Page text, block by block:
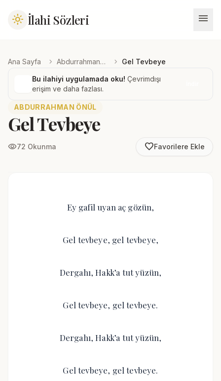
light_mode İlahi Sözleri menu
Ana Sayfa chevron_right Abdurrahman Önül chevron_right Gel Tevbeye
Bu ilahiyi uygulamada oku! Çevrimdışı
erişim ve daha fazlası.
ABDURRAHMAN ÖNÜL
Gel Tevbeye
visibility72 Okunma favorite_borderFavorilere Ekle
Ey gafil uyan aç gözün,
Gel tevbeye, gel tevbeye,
Dergahı, Hakk’a tut yüzün,
Gel tevbeye, gel tevbeye.
Dergahı, Hakk’a tut yüzün,
Gel tevbeye, gel tevbeye.